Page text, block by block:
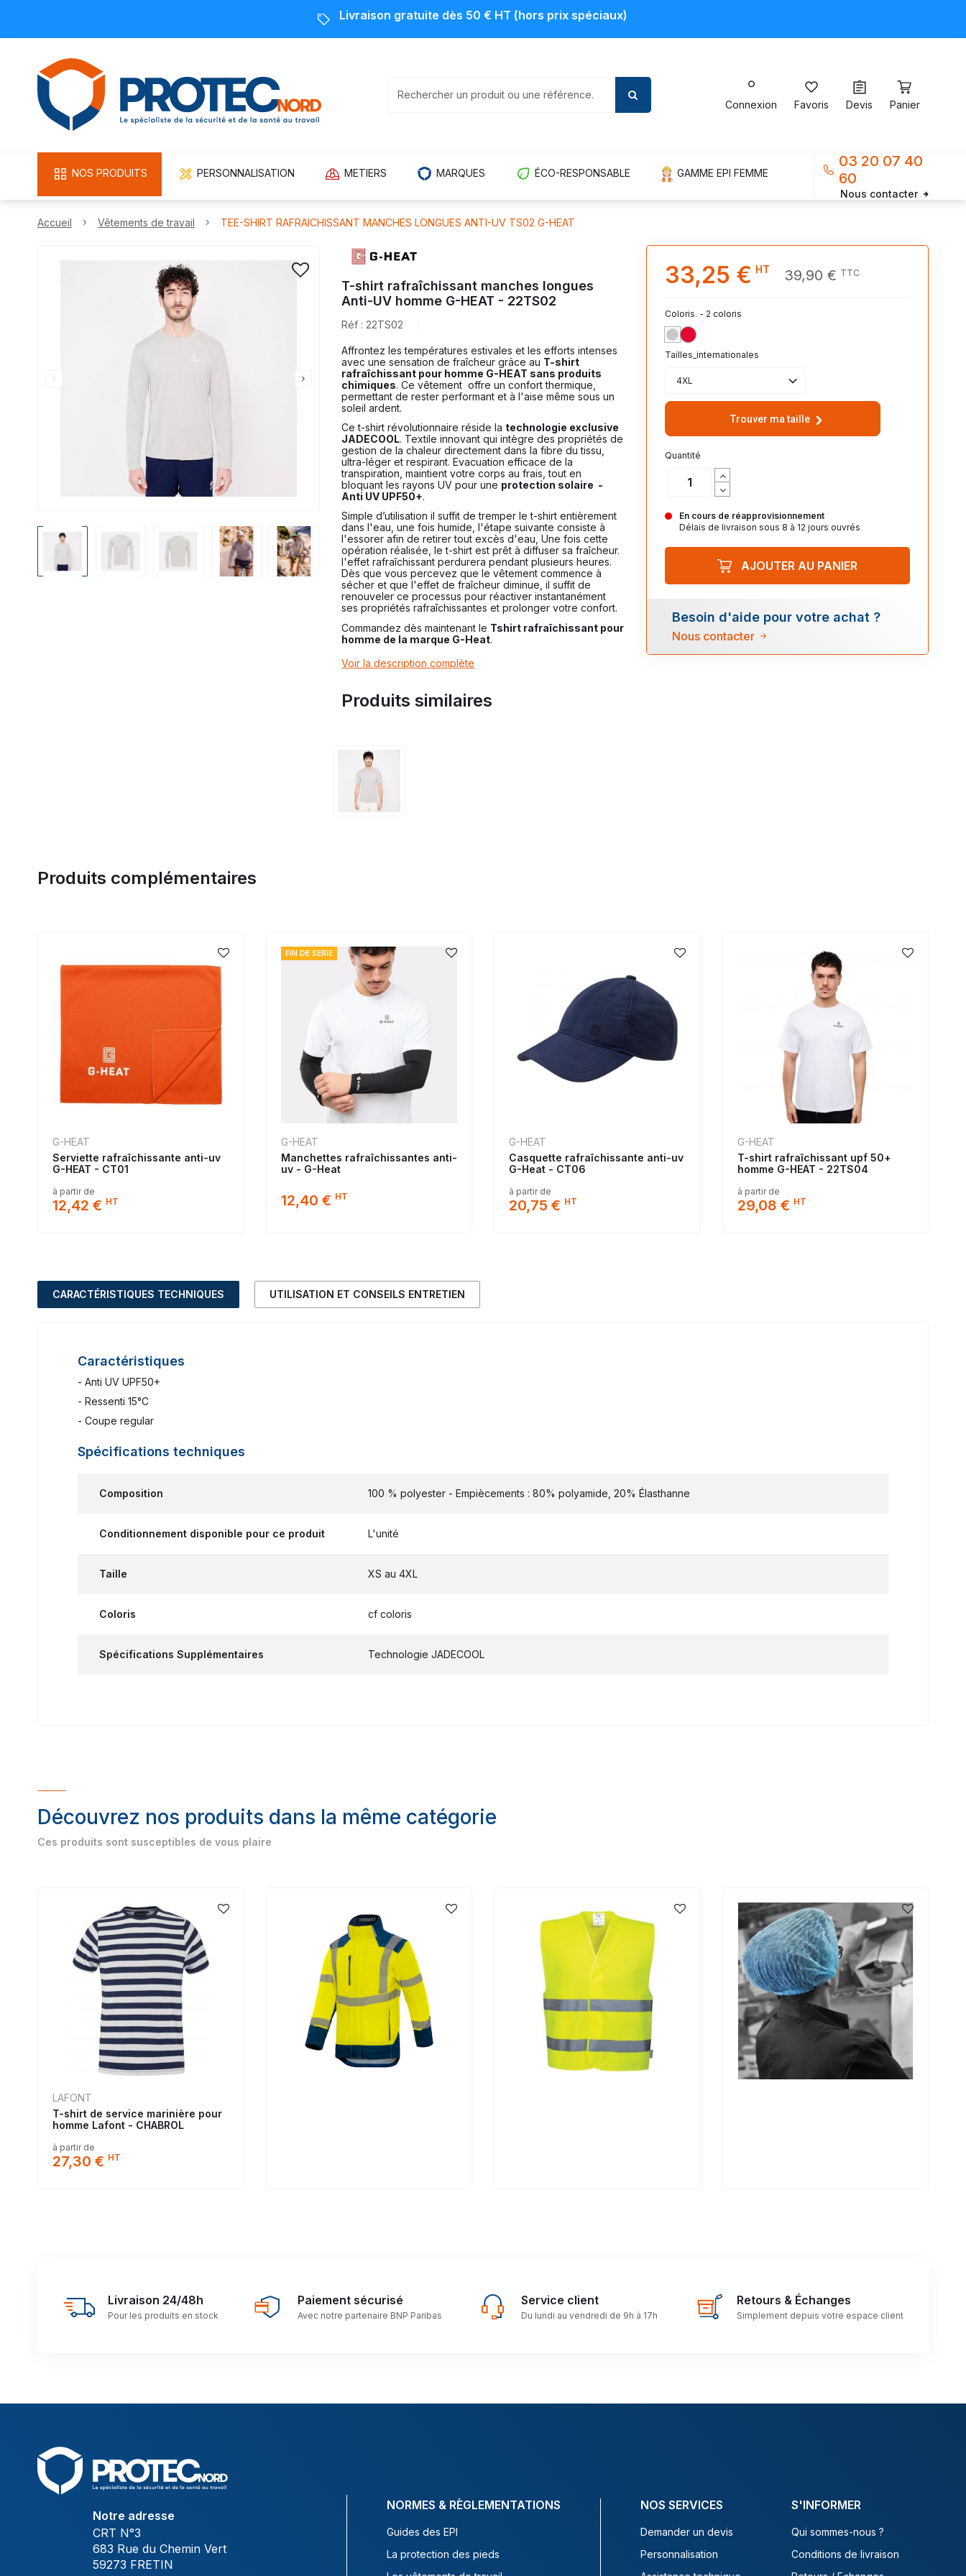
Livraison gratuite dès 50 € HT (hors prix spéciaux)
Connexion Favoris Devis Panier
NOS PRODUITS PERSONNALISATION METIERS MARQUES ÉCO-RESPONSABLE GAMME EPI FEMME
03 20 07 40
60
Nous contacter
Accueil Vêtements de travail TEE-SHIRT RAFRAICHISSANT MANCHES LONGUES ANTI-UV TS02 G-HEAT
T-shirt rafraîchissant manches longues
Anti-UV homme G-HEAT - 22TS02
Réf : 22TS02
Affrontez les températures estivales et les efforts intenses
avec une sensation de fraîcheur grâce au T-shirt
rafraîchissant pour homme G-HEAT sans produits
chimiques. Ce vêtement offre un confort thermique,
permettant de rester performant et à l'aise même sous un
soleil ardent.
Ce t-shirt révolutionnaire réside la technologie exclusive
JADECOOL. Textile innovant qui intègre des propriétés de
gestion de la chaleur directement dans la fibre du tissu,
ultra-léger et respirant. Evacuation efficace de la
transpiration, maintient votre corps au frais, tout en
bloquant les rayons UV pour une protection solaire -
Anti UV UPF50+.
Simple d’utilisation il suffit de tremper le t-shirt entièrement
dans l'eau, une fois humide, l'étape suivante consiste à
l'essorer afin de retirer tout excès d'eau, Une fois cette
opération réalisée, le t-shirt est prêt à diffuser sa fraîcheur.
l'effet rafraîchissant perdurera pendant plusieurs heures.
Dès que vous percevez que le vêtement commence à
sécher et que l'effet de fraîcheur diminue, il suffit de
renouveler ce processus pour réactiver instantanément
ses propriétés rafraîchissantes et prolonger votre confort.
Commandez dès maintenant le Tshirt rafraîchissant pour
homme de la marque G-Heat.
Voir la description complète
Produits similaires
33,25 € HT 39,90 € TTC
Coloris. - 2 coloris
GRIS ROUGE
Tailles_internationales
4XL
Trouver ma taille
Quantité
En cours de réapprovisionnement
Délais de livraison sous 8 à 12 jours ouvrés
AJOUTER AU PANIER
Besoin d'aide pour votre achat ?
Nous contacter
Produits complémentaires
G-HEAT
Serviette rafraîchissante anti-uv
G-HEAT - CT01
à partir de
12,42 € HT
FIN DE SERIE
G-HEAT
Manchettes rafraîchissantes anti-
uv - G-Heat
12,40 € HT
G-HEAT
Casquette rafraîchissante anti-uv
G-Heat - CT06
à partir de
20,75 € HT
G-HEAT
T-shirt rafraîchissant upf 50+
homme G-HEAT - 22TS04
à partir de
29,08 € HT
CARACTÉRISTIQUES TECHNIQUES UTILISATION ET CONSEILS ENTRETIEN
Caractéristiques
- Anti UV UPF50+
- Ressenti 15°C
- Coupe regular
Spécifications techniques
Composition 100 % polyester - Empiècements : 80% polyamide, 20% Élasthanne
Conditionnement disponible pour ce produit L'unité
Taille XS au 4XL
Coloris cf coloris
Spécifications Supplémentaires Technologie JADECOOL
Découvrez nos produits dans la même catégorie
Ces produits sont susceptibles de vous plaire
LAFONT
T-shirt de service marinière pour
homme Lafont - CHABROL
à partir de
27,30 € HT
Livraison 24/48h
Pour les produits en stock
Paiement sécurisé
Avec notre partenaire BNP Paribas
Service client
Du lundi au vendredi de 9h à 17h
Retours & Échanges
Simplement depuis votre espace client
Notre adresse
CRT N°3
683 Rue du Chemin Vert
59273 FRETIN
NORMES & RÈGLEMENTATIONS
Guides des EPI
La protection des pieds
NOS SERVICES
Demander un devis
Personnalisation
S'INFORMER
Qui sommes-nous ?
Conditions de livraison